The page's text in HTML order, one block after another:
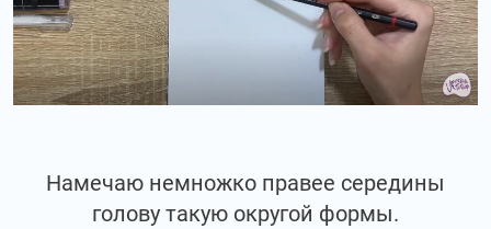
Намечаю немножко правее середины
голову такую округой формы.